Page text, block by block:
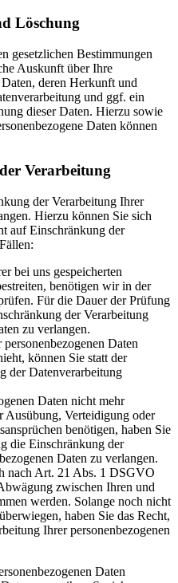
Löschung
gesetzlichen Bestimmungen
Auskunft über Ihre
Daten, deren Herkunft und
und ggf. ein
dieser Daten. Hierzu sowie
Daten können
Verarbeitung
der Verarbeitung Ihrer
Hierzu können Sie sich
auf Einschränkung der
bei uns gespeicherten
benötigen wir in der
Für die Dauer der Prüfung
der Verarbeitung
zu verlangen.
Daten
können Sie statt der
der Datenverarbeitung
Daten nicht mehr
Ausübung, Verteidigung oder
benötigen, haben Sie
die Einschränkung der
Daten zu verlangen.
nach Art. 21 Abs. 1 DSGVO
zwischen Ihren und
werden. Solange noch nicht
haben Sie das Recht,
Ihrer personenbezogenen
Daten